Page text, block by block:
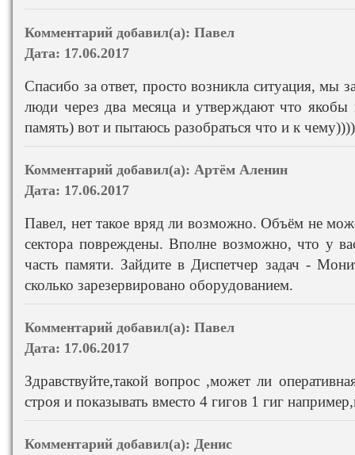
Комментарий добавил(а): Павел
Дата: 17.06.2017
Спасибо за ответ, просто возникла ситуация, мы
люди через два месяца и утверждают что
память) вот и пытаюсь разобраться что и к
Комментарий добавил(а): Артём Аленин
Дата: 17.06.2017
Павел, нет такое вряд ли возможно. Объём не
сектора повреждены. Вполне возможно, что у
часть памяти. Зайдите в Диспетчер задач -
сколько зарезервировано оборудованием.
Комментарий добавил(а): Павел
Дата: 17.06.2017
Здравствуйте,такой вопрос ,может ли
строя и показывать вместо 4 гигов 1 гиг
Комментарий добавил(а): Денис